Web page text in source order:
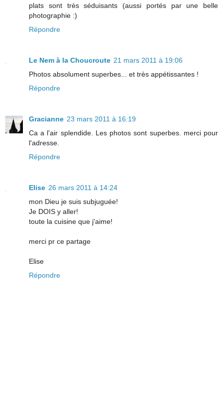
plats sont très séduisants (aussi portés par une belle
photographie :)
Répondre
Le Nem à la Choucroute 21 mars 2011 à 19:06
Photos absolument superbes... et très appétissantes !
Répondre
Gracianne 23 mars 2011 à 16:19
Ca a l'air splendide. Les photos sont superbes. merci pour
l'adresse.
Répondre
Elise 26 mars 2011 à 14:24
mon Dieu je suis subjuguée!
Je DOIS y aller!
toute la cuisine que j'aime!
merci pr ce partage
Elise
Répondre